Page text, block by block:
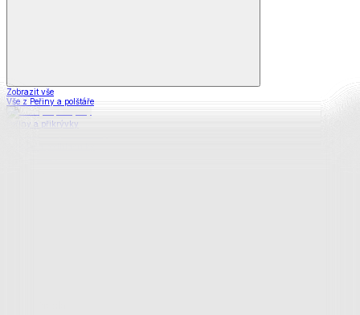
Zobrazit vše
Vše z Peřiny a polštáře
Peřiny a přikrývky